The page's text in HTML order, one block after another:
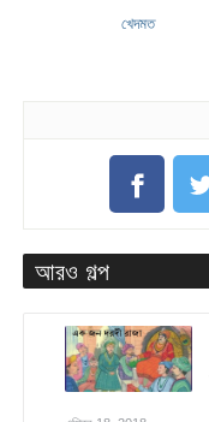
খেদমত
আরও গল্প